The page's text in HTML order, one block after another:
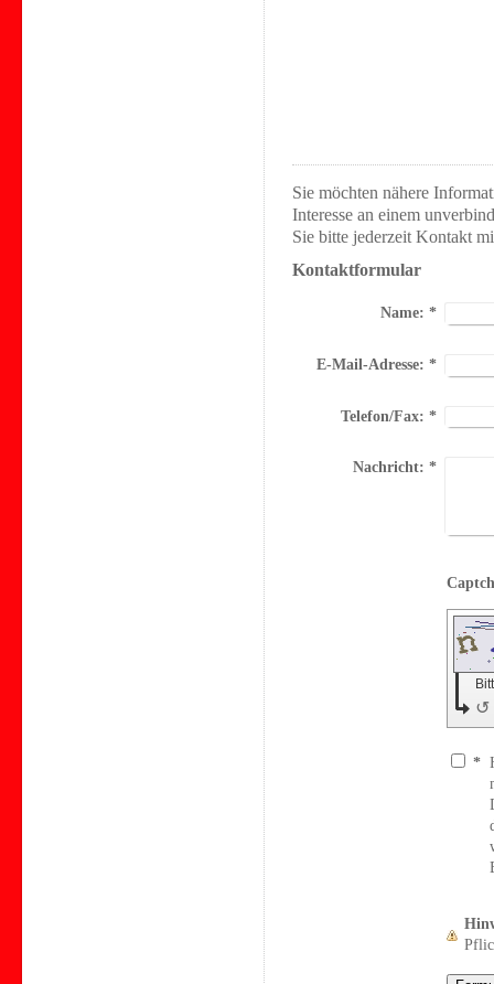
Sie möchten nähere
Interesse an einem
Sie bitte jederzeit Kontakt
Kontaktformular
Name: *
E-Mail-Adresse: *
Telefon/Fax: *
Nachricht: *
↺
*